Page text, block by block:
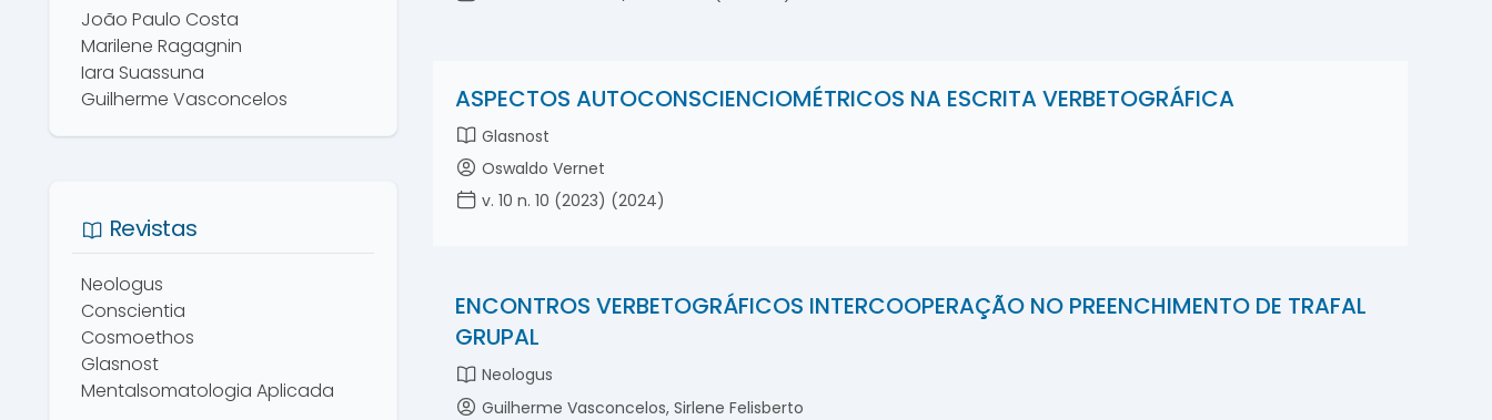
João Paulo Costa
Marilene Ragagnin
Iara Suassuna
Guilherme Vasconcelos
Revistas
Neologus
Conscientia
Cosmoethos
Glasnost
Mentalsomatologia Aplicada
ASPECTOS AUTOCONSCIENCIOMÉTRICOS NA ESCRITA VERBETOGRÁFICA
Glasnost
Oswaldo Vernet
v. 10 n. 10 (2023) (2024)
ENCONTROS VERBETOGRÁFICOS INTERCOOPERAÇÃO NO PREENCHIMENTO DE TRAFAL
GRUPAL
Neologus
Guilherme Vasconcelos, Sirlene Felisberto